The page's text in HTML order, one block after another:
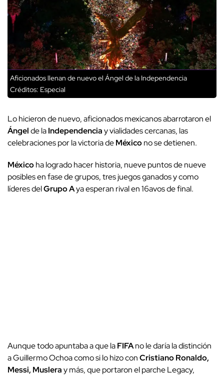
Aficionados llenan de nuevo el Ángel de la Independencia
Créditos: Especial
Lo hicieron de nuevo, aficionados mexicanos abarrotaron el
Ángelde laIndependenciay vialidades cercanas, las
celebraciones por la victoria deMéxicono se detienen.
Méxicoha logrado hacer historia, nueve puntos de nueve
posibles en fase de grupos, tres juegos ganados y como
líderes delGrupo Aya esperan rival en 16avos de final.
Aunque todo apuntaba a que laFIFAno le daría la distinción
a Guillermo Ochoa como si lo hizo conCristiano Ronaldo,
Messi, Musleray más, que portaron el parche Legacy,